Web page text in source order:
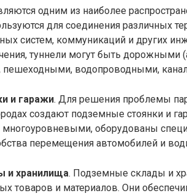
одним из наиболее
для соединения различных
систем, коммуникаций и других
туннели могут быть
водопроводными,
и гаражи. Для решения проблемы
создают подземные стоянки и
оборудованы
перемещения автомобилей и
и хранилища. Подземные склады и
товаров и материалов. Они